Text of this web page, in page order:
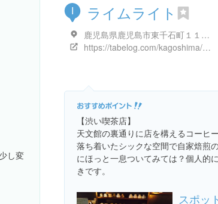
し変
ライムライト
鹿児島県鹿児島市東千石町１１-３
https://tabelog.com/kagoshima/A4601/A460101/46002838/
【渋い喫茶店】
天文館の裏通りに店を構えるコーヒ
落ち着いたシックな空間で自家焙煎
にほっと一息ついてみては？個人的
きです。
スポッ